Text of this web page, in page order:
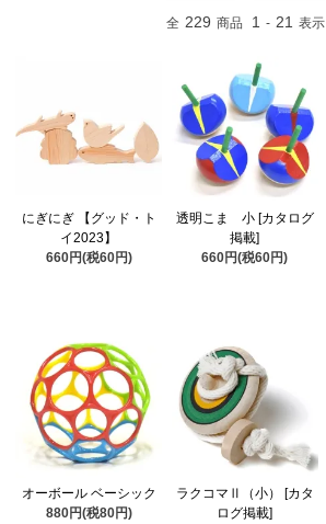
全 229 商品 1 - 21 表示
にぎにぎ 【グッド・ト
イ2023】
660円(税60円)
透明こま 小 [カタログ
掲載]
660円(税60円)
オーボール ベーシック
880円(税80円)
ラクコマⅡ（小） [カタ
ログ掲載]